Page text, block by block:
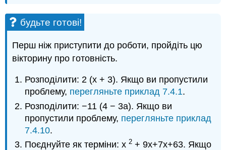
будьте готові!
Перш ніж приступити до роботи, пройдіть цю
вікторину про готовність.
Розподілити: 2 (х + 3). Якщо ви пропустили
проблему, перегляньте приклад 7.4.1.
Розподілити: −11 (4 − 3a). Якщо ви
пропустили проблему, перегляньте приклад
7.4.10.
Поєднуйте як терміни: х2 + 9х+7х+63. Якщо